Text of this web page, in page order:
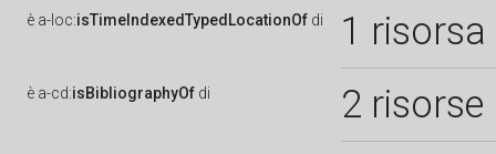
è a-loc:isTimeIndexedTypedLocationOf di 1 risorsa
è a-cd:isBibliographyOf di 2 risorse